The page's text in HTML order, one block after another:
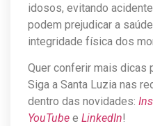
idosos, evitando
podem prejudicar a
integridade física dos
Quer conferir mais dicas
Siga a Santa Luzia nas
dentro das novidades:
YouTube e LinkedIn!